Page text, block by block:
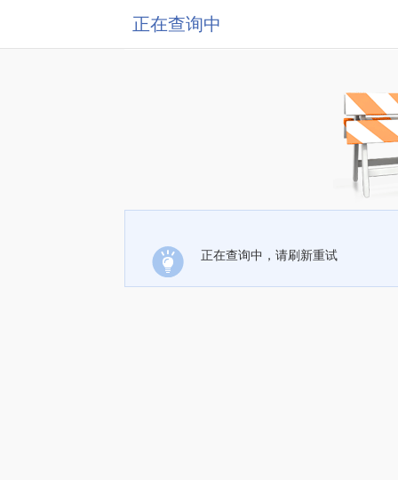
正在查询中
正在查询中，请刷新重试